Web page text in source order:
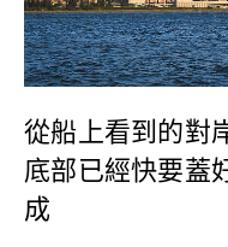
從船上看到的對
底部已經快要蓋
成